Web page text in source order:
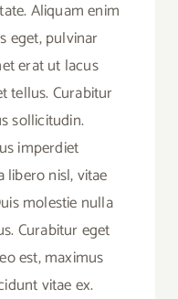
Aliquam enim
eget, pulvinar
erat ut lacus
tellus. Curabitur
sollicitudin.
imperdiet
libero nisl, vitae
molestie nulla
Curabitur eget
est, maximus
vitae ex.